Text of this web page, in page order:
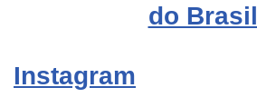
do Brasil
Instagram